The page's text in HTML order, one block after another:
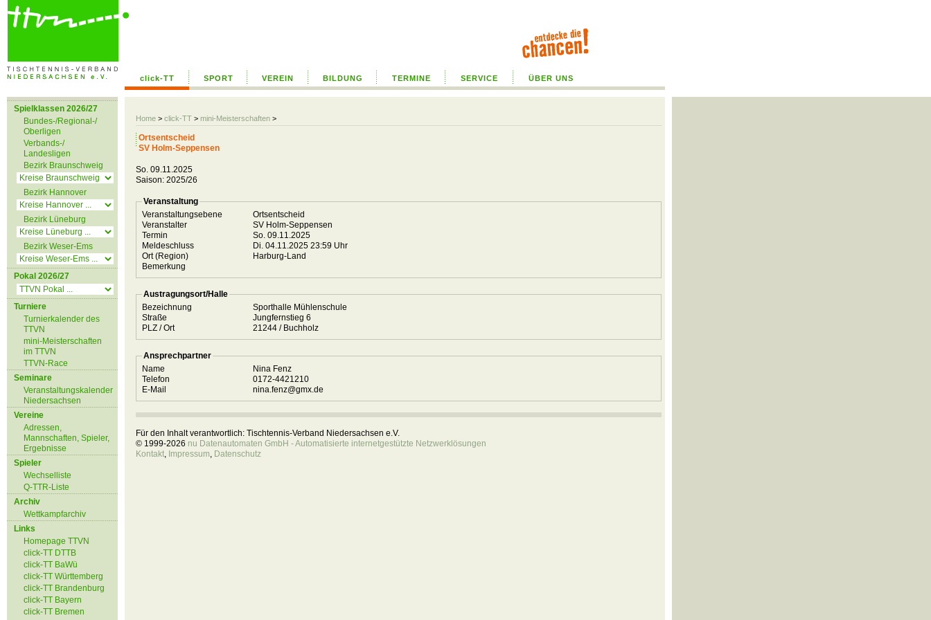
click-TT SPORT VEREIN BILDUNG TERMINE SERVICE ÜBER UNS
Home > click-TT > mini-Meisterschaften >
Spielklassen 2026/27
Bundes-/Regional-/
Oberligen
Verbands-/
Landesligen
Bezirk Braunschweig
Bezirk Hannover
Bezirk Lüneburg
Bezirk Weser-Ems
Pokal 2026/27
Turniere
Turnierkalender des
TTVN
mini-Meisterschaften
im TTVN
TTVN-Race
Seminare
Veranstaltungskalender
Niedersachsen
Vereine
Adressen,
Mannschaften, Spieler,
Ergebnisse
Spieler
Wechselliste
Q-TTR-Liste
Archiv
Wettkampfarchiv
Links
Homepage TTVN
click-TT DTTB
click-TT BaWü
click-TT Württemberg
click-TT Brandenburg
click-TT Bayern
click-TT Bremen
Ortsentscheid
SV Holm-Seppensen
So. 09.11.2025
Saison: 2025/26
Veranstaltung
Veranstaltungsebene
Ortsentscheid
Veranstalter
SV Holm-Seppensen
Termin
So. 09.11.2025
Meldeschluss
Di. 04.11.2025 23:59 Uhr
Ort (Region)
Harburg-Land
Bemerkung
Austragungsort/Halle
Bezeichnung
Sporthalle Mühlenschule
Straße
Jungfernstieg 6
PLZ / Ort
21244 / Buchholz
Ansprechpartner
Name
Nina Fenz
Telefon
0172-4421210
E-Mail
nina.fenz@gmx.de
Für den Inhalt verantwortlich: Tischtennis-Verband Niedersachsen e.V.
© 1999-2026 nu Datenautomaten GmbH - Automatisierte internetgestützte Netzwerklösungen
Kontakt, Impressum, Datenschutz